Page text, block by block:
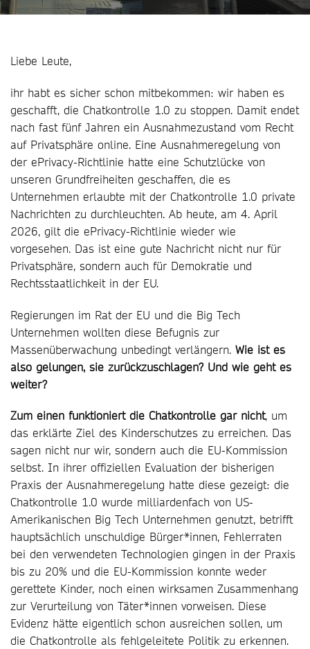
Liebe Leute,
ihr habt es sicher schon mitbekommen: wir haben es
geschafft, die Chatkontrolle 1.0 zu stoppen. Damit endet
nach fast fünf Jahren ein Ausnahmezustand vom Recht
auf Privatsphäre online. Eine Ausnahmeregelung von
der ePrivacy-Richtlinie hatte eine Schutzlücke von
unseren Grundfreiheiten geschaffen, die es
Unternehmen erlaubte mit der Chatkontrolle 1.0 private
Nachrichten zu durchleuchten. Ab heute, am 4. April
2026, gilt die ePrivacy-Richtlinie wieder wie
vorgesehen. Das ist eine gute Nachricht nicht nur für
Privatsphäre, sondern auch für Demokratie und
Rechtsstaatlichkeit in der EU.
Regierungen im Rat der EU und die Big Tech
Unternehmen wollten diese Befugnis zur
Massenüberwachung unbedingt verlängern. Wie ist es
also gelungen, sie zurückzuschlagen? Und wie geht es
weiter?
Zum einen funktioniert die Chatkontrolle gar nicht, um
das erklärte Ziel des Kinderschutzes zu erreichen. Das
sagen nicht nur wir, sondern auch die EU-Kommission
selbst. In ihrer offiziellen Evaluation der bisherigen
Praxis der Ausnahmeregelung hatte diese gezeigt: die
Chatkontrolle 1.0 wurde milliardenfach von US-
Amerikanischen Big Tech Unternehmen genutzt, betrifft
hauptsächlich unschuldige Bürger*innen, Fehlerraten
bei den verwendeten Technologien gingen in der Praxis
bis zu 20% und die EU-Kommission konnte weder
gerettete Kinder, noch einen wirksamen Zusammenhang
zur Verurteilung von Täter*innen vorweisen. Diese
Evidenz hätte eigentlich schon ausreichen sollen, um
die Chatkontrolle als fehlgeleitete Politik zu erkennen.